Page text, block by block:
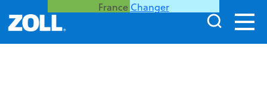
France Changer